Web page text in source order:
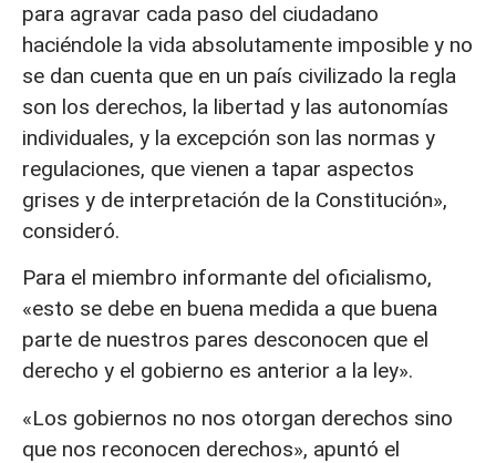
para agravar cada paso del ciudadano
haciéndole la vida absolutamente imposible y no
se dan cuenta que en un país civilizado la regla
son los derechos, la libertad y las autonomías
individuales, y la excepción son las normas y
regulaciones, que vienen a tapar aspectos
grises y de interpretación de la Constitución»,
consideró.
Para el miembro informante del oficialismo,
«esto se debe en buena medida a que buena
parte de nuestros pares desconocen que el
derecho y el gobierno es anterior a la ley».
«Los gobiernos no nos otorgan derechos sino
que nos reconocen derechos», apuntó el